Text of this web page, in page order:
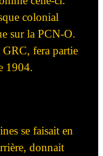
colonial
sur la PCN-O.
fera partie
1904.
se faisait en
donnait